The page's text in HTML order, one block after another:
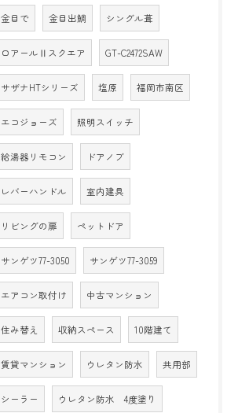
金目で 金目出鯛 シングル葺
ロアールⅡスクエア GT-C2472SAW
サザナHTシリーズ 塩原 福岡市南区
エコジョーズ 照明スイッチ
給湯器リモコン ドアノブ
レバーハンドル 室内建具
リビングの扉 ペットドア
サンゲツ77-3050 サンゲツ77-3059
エアコン取付け 中古マンション
住み替え 収納スペース 10階建て
賃貸マンション ウレタン防水 共用部
シーラー ウレタン防水 4度塗り